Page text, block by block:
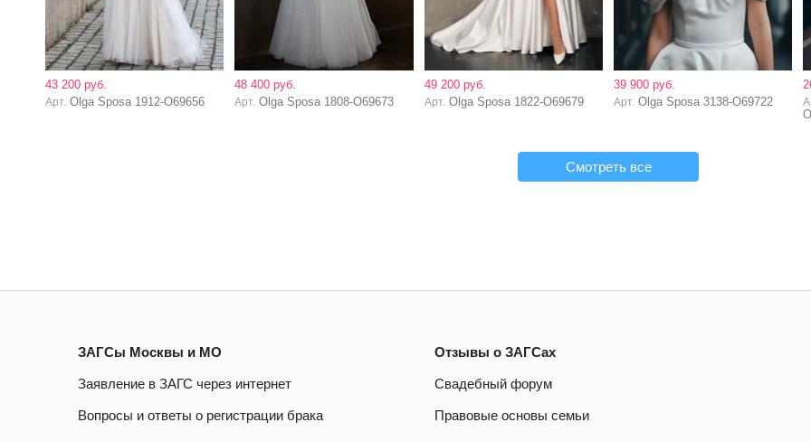
43 200 руб.
Арт. Olga Sposa 1912-O69656
48 400 руб.
Арт. Olga Sposa 1808-O69673
49 200 руб.
Арт.Olga Sposa 1822-O69679
39 900 руб.
Арт.Olga Sposa 3138-O69722
Смотреть все
ЗАГСы Москвы и МО
Заявление в ЗАГС через интернет
Вопросы и ответы о регистрации брака
Отзывы о ЗАГСах
Свадебный форум
Правовые основы семьи